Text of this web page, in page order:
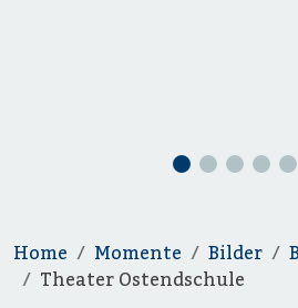
Home Momente Bilder
Theater Ostendschule